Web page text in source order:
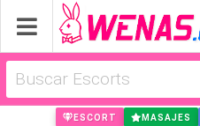
ESCORT MASAJES